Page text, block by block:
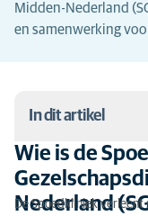
Midden-Nederland
en samenwerking
In dit artikel
Wie is de
Midden-
Wie is de
Nederland
De Spoedkliniek